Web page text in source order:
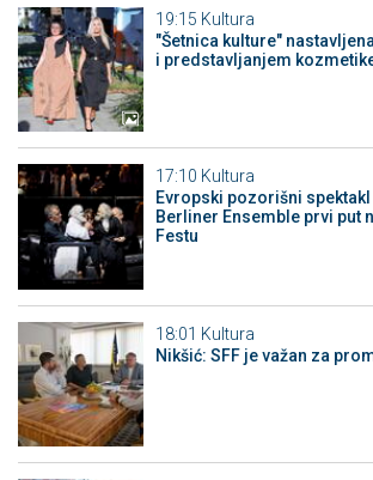
19:15 Kultura
"Šetnica kulture"
i predstavljanjem
17:10 Kultura
Evropski pozorišni spektakl
Berliner Ensemble prvi put
Festu
18:01 Kultura
Nikšić: SFF je važan za